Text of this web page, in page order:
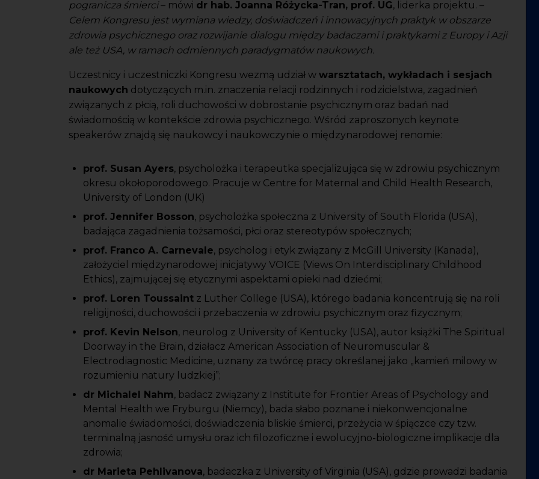
pogranicza śmierci– mówi dr hab. Joanna Różycka-Tran, prof. UG, liderka projektu. –
Celem Kongresu jest wymiana wiedzy, doświadczeń i innowacyjnych praktyk w obszarze
zdrowia psychicznego oraz rozwijanie dialogu między badaczami i praktykami z Europy i Azji
ale też USA, w ramach odmiennych paradygmatów naukowych.
Uczestnicy i uczestniczki Kongresu wezmą udział w warsztatach, wykładach i sesjach
naukowych dotyczących m.in. znaczenia relacji rodzinnych i rodzicielstwa, zagadnień
związanych z płcią, roli duchowości w dobrostanie psychicznym oraz badań nad
świadomością w kontekście zdrowia psychicznego. Wśród zaproszonych keynote
speakerów znajdą się naukowcy i naukowczynie o międzynarodowej renomie:
prof. Susan Ayers, psycholożka i terapeutka specjalizująca się w zdrowiu psychicznym
okresu okołoporodowego. Pracuje w Centre for Maternal and Child Health Research,
University of London (UK)
prof. Jennifer Bosson, psycholożka społeczna z University of South Florida (USA),
badająca zagadnienia tożsamości, płci oraz stereotypów społecznych;
prof. Franco A. Carnevale, psycholog i etyk związany z McGill University (Kanada),
założyciel międzynarodowej inicjatywy VOICE (Views On Interdisciplinary Childhood
Ethics), zajmującej się etycznymi aspektami opieki nad dziećmi;
prof. Loren Toussaint z Luther College (USA), którego badania koncentrują się na roli
religijności, duchowości i przebaczenia w zdrowiu psychicznym oraz fizycznym;
prof. Kevin Nelson, neurolog z University of Kentucky (USA), autor książki The Spiritual
Doorway in the Brain, działacz American Association of Neuromuscular &
Electrodiagnostic Medicine, uznany za twórcę pracy określanej jako „kamień milowy w
rozumieniu natury ludzkiej”;
dr Michalel Nahm, badacz związany z Institute for Frontier Areas of Psychology and
Mental Health we Fryburgu (Niemcy), bada słabo poznane i niekonwencjonalne
anomalie świadomości, doświadczenia bliskie śmierci, przeżycia w śpiączce czy tzw.
terminalną jasność umysłu oraz ich filozoficzne i ewolucyjno-biologiczne implikacje dla
zdrowia;
dr Marieta Pehlivanova, badaczka z University of Virginia (USA), gdzie prowadzi badania